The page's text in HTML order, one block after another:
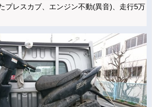
プレスカブ、エンジン不動(異音)、走行5万